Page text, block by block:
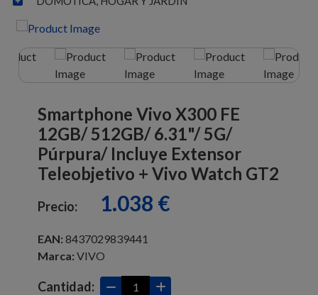
Smartphone Vivo X300 FE
12GB/ 512GB/ 6.31"/ 5G/
Púrpura/ Incluye Extensor
Teleobjetivo + Vivo Watch GT2
Precio: 1.038 €
EAN: 8437029839441
Marca: VIVO
Cantidad: